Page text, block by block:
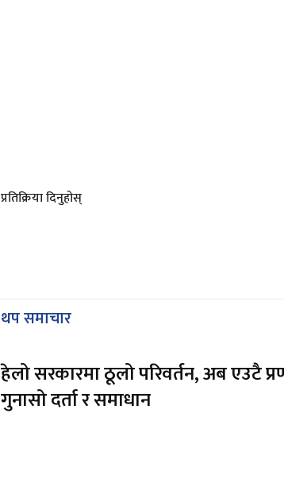
प्रतिक्रिया दिनुहोस्
थप समाचार
हेलो सरकारमा ठूलो परिवर्तन, अब एउटै
गुनासो दर्ता र समाधान